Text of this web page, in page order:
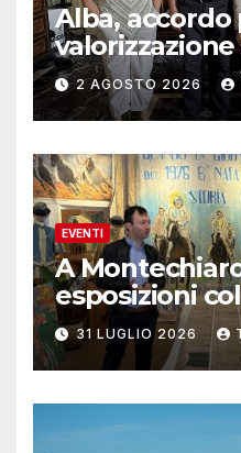
Alba, accordo
musicale
2 AGOSTO 2026
EVENTI
A
esposizioni
31 LUGLIO 2026